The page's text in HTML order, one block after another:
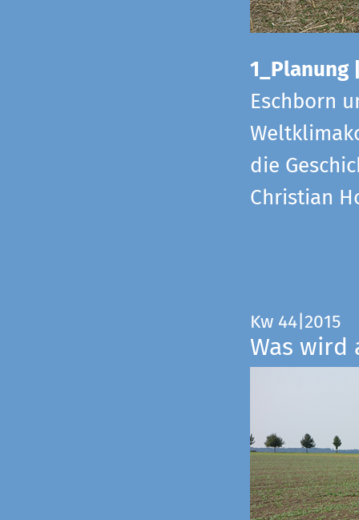
1_Planung
Eschborn
die
Christian
Kw 44|2015
Was wird